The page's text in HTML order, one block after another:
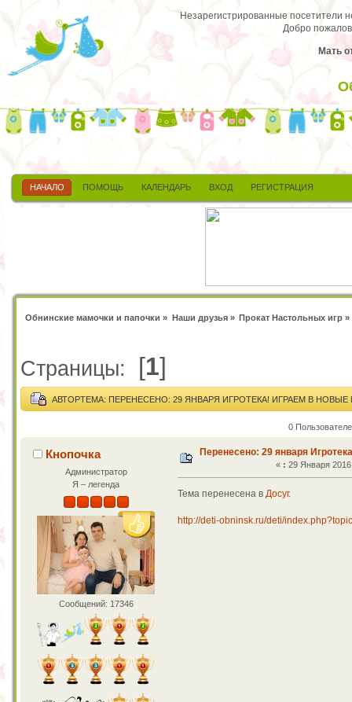
Незарегистрированные посетители
Добро
Мать
НАЧАЛО ПОМОЩЬ КАЛЕНДАРЬ ВХОД РЕГИСТРАЦИЯ
Обнинские мамочки и папочки » Наши друзья» Прокат Настольных игр»
Страницы: [1]
АВТОРТЕМА: ПЕРЕНЕСЕНО: 29 ЯНВАРЯ ИГРОТЕКА! ИГРАЕМ В НОВЫЕ
0
Кнопочка
Администратор
Я – легенда
Сообщений: 17346
Перенесено: 29 января
« : 29 Января
Тема перенесена в Досуг.
http://deti-obninsk.ru/deti/